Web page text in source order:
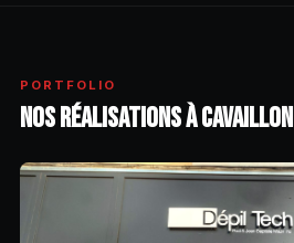
PORTFOLIO
NOS RÉALISATIONS À CAVAILLON